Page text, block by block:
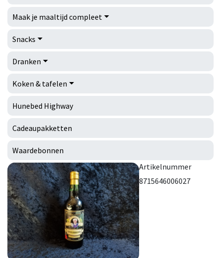
Maak je maaltijd compleet
Snacks
Dranken
Koken & tafelen
Hunebed Highway
Cadeaupakketten
Waardebonnen
Artikelnummer
8715646006027